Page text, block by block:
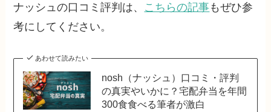
ナッシュの口コミ評判は、 こちらの記事もぜひ参
考にしてください。
あわせて読みたい
nosh（ナッシュ）口コミ・評判
の真実やいかに？宅配弁当を年間
300食食べる筆者が激白